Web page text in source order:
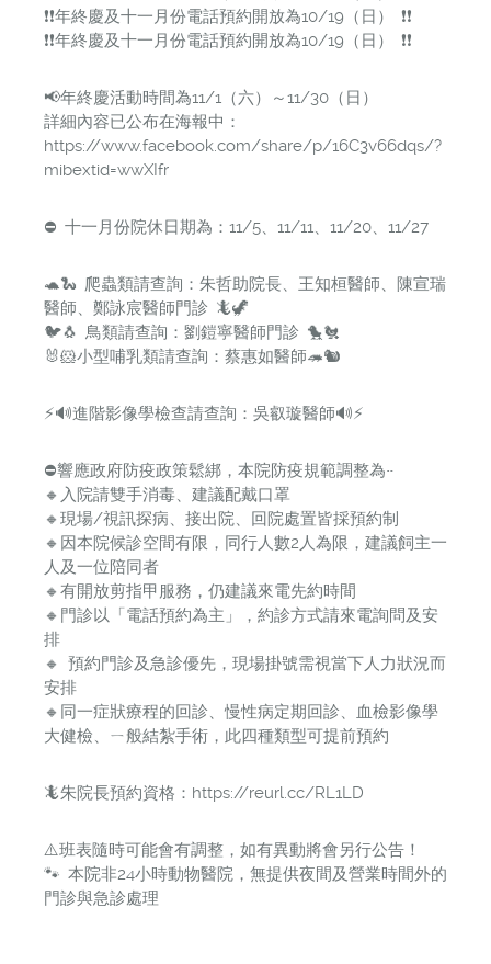
❗️❗️年終慶及十一月份電話預約開放為10/19（日） ❗️❗️
❗️❗️年終慶及十一月份電話預約開放為10/19（日） ❗️❗️
📢年終慶活動時間為11/1（六）～11/30（日）
詳細內容已公布在海報中：
https://www.facebook.com/share/p/16C3v66dqs/?
mibextid=wwXIfr
⛔️ 十一月份院休日期為：11/5、11/11、11/20、11/27
🐢🐍 爬蟲類請查詢：朱哲助院長、王知桓醫師、陳宣瑞
醫師、鄭詠宸醫師門診 🦎🦖
🐦🐧 鳥類請查詢：劉鎧寧醫師門診 🐤🐔
🐰🐹小型哺乳類請查詢：蔡惠如醫師🦔🐿️
⚡️🔊進階影像學檢查請查詢：吳叡璇醫師🔊⚡️
⛔️響應政府防疫政策鬆綁，本院防疫規範調整為~
🔸入院請雙手消毒、建議配戴口罩
🔸現場/視訊探病、接出院、回院處置皆採預約制
🔸因本院候診空間有限，同行人數2人為限，建議飼主一
人及一位陪同者
🔸有開放剪指甲服務，仍建議來電先約時間
🔸門診以「電話預約為主」，約診方式請來電詢問及安
排
🔸 預約門診及急診優先，現場掛號需視當下人力狀況而
安排
🔸同一症狀療程的回診、慢性病定期回診、血檢影像學
大健檢、ㄧ般結紮手術，此四種類型可提前預約
🦎朱院長預約資格：https://reurl.cc/RL1LD
⚠️班表隨時可能會有調整，如有異動將會另行公告！
🐾 本院非24小時動物醫院，無提供夜間及營業時間外的
門診與急診處理